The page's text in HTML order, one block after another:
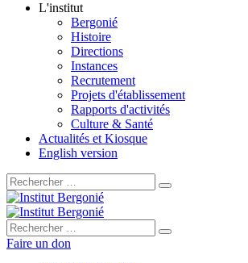
L'institut
Bergonié
Histoire
Directions
Instances
Recrutement
Projets d'établissement
Rapports d'activités
Culture & Santé
Actualités et Kiosque
English version
Rechercher :
Rechercher :
Faire un don